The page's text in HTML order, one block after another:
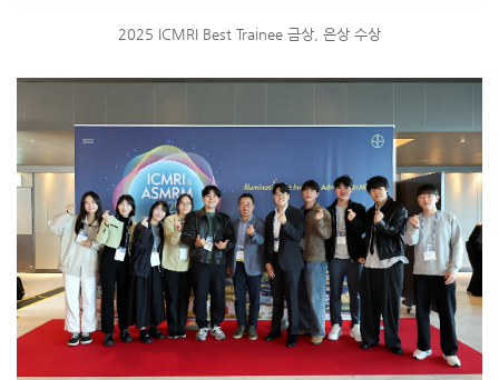
2025 ICMRI Best Trainee 금상, 은상 수상